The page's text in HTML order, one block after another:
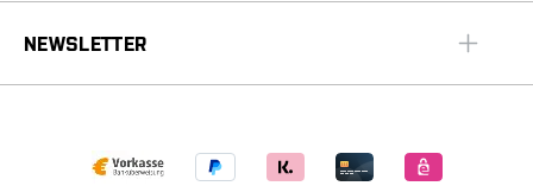
NEWSLETTER